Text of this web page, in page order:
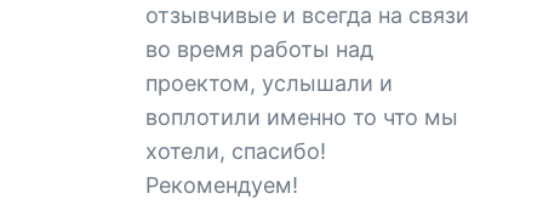
отзывчивые и всегда на связи
во время работы над
проектом, услышали и
воплотили именно то что мы
хотели, спасибо!
Рекомендуем!